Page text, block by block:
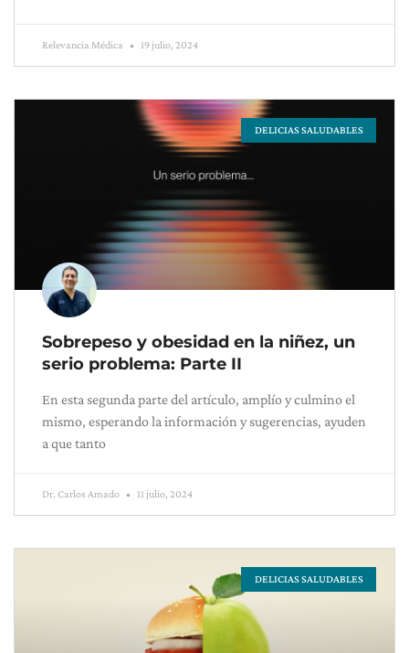
Relevancia Médica 19 julio, 2024
DELICIAS SALUDABLES
Sobrepeso y obesidad en la niñez, un
serio problema: Parte II
En esta segunda parte del artículo, amplío y culmino el
mismo, esperando la información y sugerencias, ayuden
a que tanto
Dr. Carlos Amado 11 julio, 2024
DELICIAS SALUDABLES